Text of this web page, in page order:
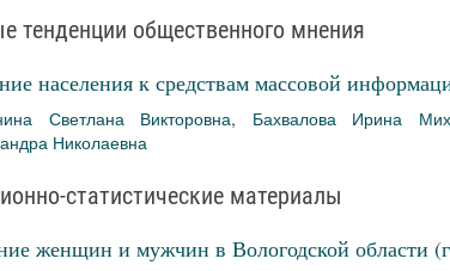
тенденции общественного мнения
населения к средствам массовой
Светлана Викторовна, Бахвалова Ирина
Николаевна
статистические материалы
женщин и мужчин в Вологодской области